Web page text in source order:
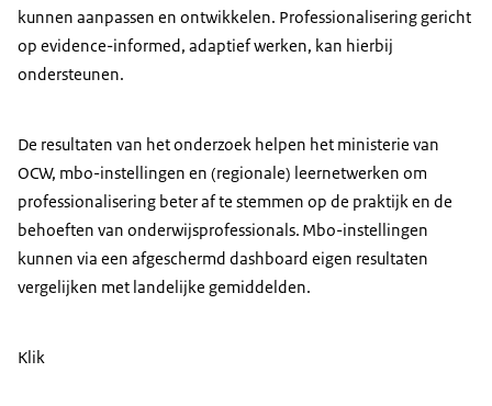
kunnen aanpassen en ontwikkelen. Professionalisering gericht
op evidence-informed, adaptief werken, kan hierbij
ondersteunen.
De resultaten van het onderzoek helpen het ministerie van
OCW, mbo-instellingen en (regionale) leernetwerken om
professionalisering beter af te stemmen op de praktijk en de
behoeften van onderwijsprofessionals. Mbo-instellingen
kunnen via een afgeschermd dashboard eigen resultaten
vergelijken met landelijke gemiddelden.
Klik